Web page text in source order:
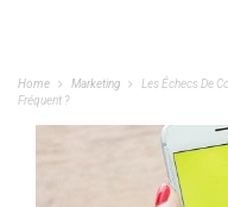
Home Marketing
Les Échecs De
Fréquent ?